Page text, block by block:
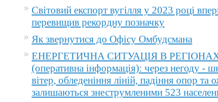
Світовий експорт вугілля у 2023 році
перевищив рекордну позначку
Як звернутися до Офісу Омбудсмана
ЕНЕРГЕТИЧНА СИТУАЦІЯ В
(оперативна інформація): через негоду -
вітер, обледеніння ліній, падіння опор та
залишаються знеструмленими 523